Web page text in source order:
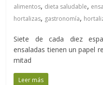
alimentos, dieta saludable,
hortalizas, gastronomía,
Siete de cada diez
ensaladas tienen un papel
mitad
Leer más